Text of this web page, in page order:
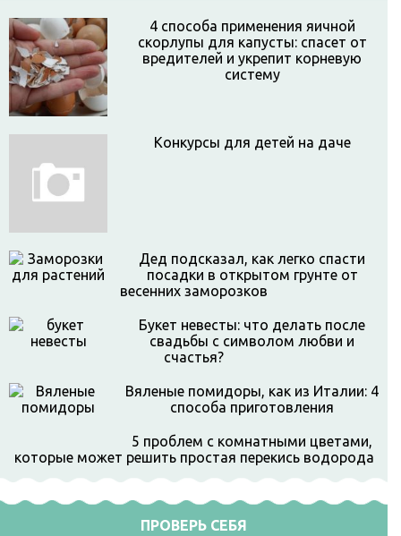
4 способа применения яичной
скорлупы для капусты: спасет от
вредителей и укрепит корневую
систему
Конкурсы для детей на даче
Дед подсказал, как легко спасти
посадки в открытом грунте от
весенних заморозков
Букет невесты: что делать после
свадьбы с символом любви и
счастья?
Вяленые помидоры, как из Италии: 4
способа приготовления
5 проблем с комнатными цветами,
которые может решить простая перекись водорода
ПРОВЕРЬ СЕБЯ